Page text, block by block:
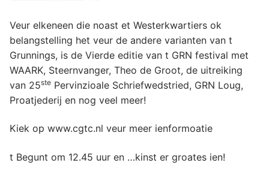
Veur elkeneen die noast et Westerkwartiers ok
belangstelling het veur de andere varianten van t
Grunnings, is de Vierde editie van t GRN festival met
WAARK, Steernvanger, Theo de Groot, de uitreiking
van 25ste Pervinzioale Schriefwedstried, GRN Loug,
Proatjederij en nog veel meer!
Kiek op www.cgtc.nl veur meer ienformoatie
t Begunt om 12.45 uur en …kinst er groates ien!